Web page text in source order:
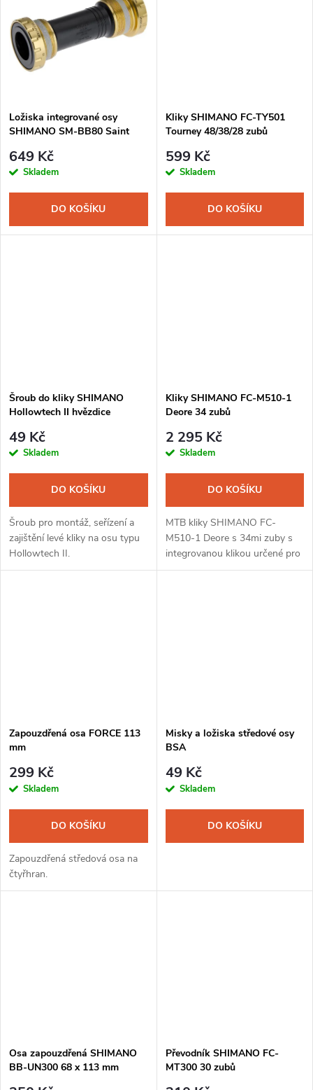
ů
t
ů
Ložiska integrované osy
SHIMANO SM-BB80 Saint
649 Kč
Skladem
DO KOŠÍKU
Kliky SHIMANO FC-TY501
Tourney 48/38/28 zubů
599 Kč
Skladem
DO KOŠÍKU
Šroub do kliky SHIMANO
Hollowtech II hvězdice
49 Kč
Skladem
DO KOŠÍKU
Šroub pro montáž, seřízení a
zajištění levé kliky na osu typu
Hollowtech II.
Kliky SHIMANO FC-M510-1
Deore 34 zubů
2 295 Kč
Skladem
DO KOŠÍKU
MTB kliky SHIMANO FC-
M510-1 Deore s 34mi zuby s
integrovanou klikou určené pro
převody 1x12. Bez misek. Kliky
Zapouzdřená osa FORCE 113
mm
299 Kč
Skladem
DO KOŠÍKU
Zapouzdřená středová osa na
čtyřhran.
Misky a ložiska středové osy
BSA
49 Kč
Skladem
DO KOŠÍKU
Osa zapouzdřená SHIMANO
BB-UN300 68 x 113 mm
Převodník SHIMANO FC-
MT300 30 zubů